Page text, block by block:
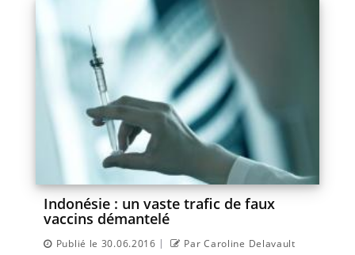
Indonésie : un vaste trafic de faux
vaccins démantelé
Publié le 30.06.2016 | Par Caroline Delavault